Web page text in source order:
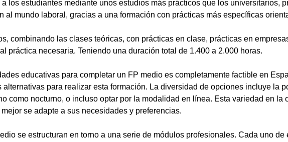
los estudiantes mediante unos estudios más prácticos que los universitarios,
al mundo laboral, gracias a una formación con prácticas más específicas
combinando las clases teóricas, con prácticas en clase, prácticas en
práctica necesaria. Teniendo una duración total de 1.400 a 2.000 horas.
educativas para completar un FP medio es completamente factible en
para realizar esta formación. La diversidad de opciones incluye la
como nocturno, o incluso optar por la modalidad en línea. Esta variedad en la
se adapte a sus necesidades y preferencias.
se estructuran en torno a una serie de módulos profesionales. Cada uno de